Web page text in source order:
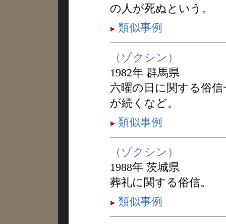
の人が死ぬという。
類似事例
（ゾクシン）
1982年 群馬県
六曜の日に関する俗
が続くなど。
類似事例
（ゾクシン）
1988年 茨城県
葬礼に関する俗信。
類似事例